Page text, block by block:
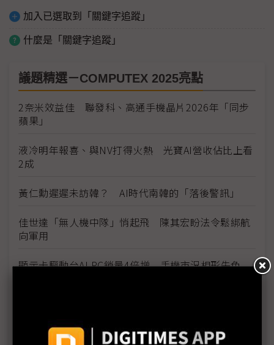
加入已選取到「關鍵字追蹤」
什麼是「關鍵字追蹤」
議題精選－COMPUTEX 2025亮點
2奈米效益佳 聯發科、高通手機晶片2026年「同步
蘋果」
液冷明年報喜、與NV打得火熱 光寶AI營收佔比上看
2成
黃仁勳遲遲未訪韓？ AI時代南韓的「落後警訊」
佳世達「無人機中隊」悄起飛 陳其宏盼法令鬆綁航
向軍用
顯示卡驅動台AI PC銷量4倍增 手機市況相形失色
和碩COMPUTEX走出幕後 機器狗「Simba」搶AI伺
服器鋒頭